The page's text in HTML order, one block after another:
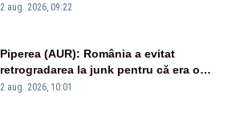
viitoare?
2 aug. 2026, 09:22
Piperea (AUR): România a evitat
retrogradarea la junk pentru că era o
catastrofă pentru bănci și fondurile de
2 aug. 2026, 10:01